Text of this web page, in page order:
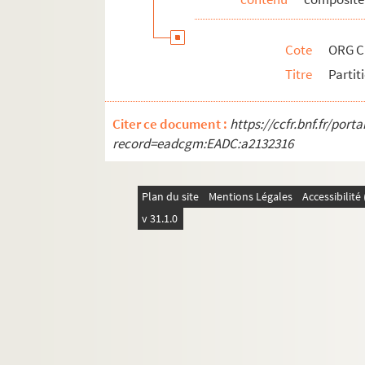
ORG C.6/2. Partitions de Ferrão,
ORG C.6/2. Partitions de Ferrari,
ORG C.6/2. Partitions de Flament, A.
ORG C.6/2. Partitions de Flégier, A.
ORG C.6/2. Partitions de Fontana
ORG C.6/2. Partitions de
Cote
ORG
Titre
Citer ce document : https://ccfr.bnf.fr/
record=eadcgm:EADC:a2132316
Plan du site Mentions Légales
v 31.1.0